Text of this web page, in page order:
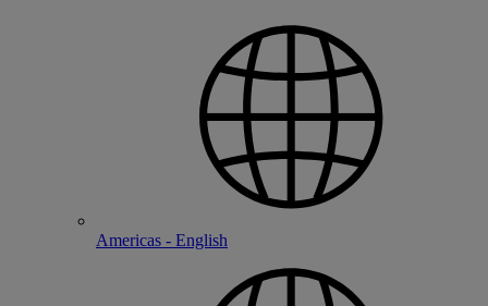
Americas - English